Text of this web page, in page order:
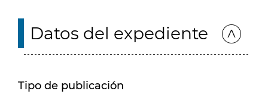
Datos del expediente
Tipo de publicación